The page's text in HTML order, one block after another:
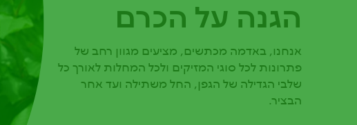
הגנה על הכרם
אנחנו, באדמה מכתשים, מציעים מגוון רחב של
פתרונות לכל סוגי המזיקים ולכל המחלות לאורך כל
שלבי הגדילה של הגפן, החל משתילה ועד אחר
הבציר.